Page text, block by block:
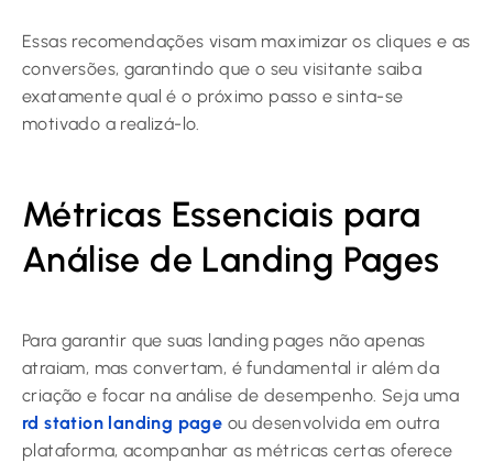
Essas recomendações visam maximizar os cliques e as
conversões, garantindo que o seu visitante saiba
exatamente qual é o próximo passo e sinta-se
motivado a realizá-lo.
Métricas Essenciais para
Análise de Landing Pages
Para garantir que suas landing pages não apenas
atraiam, mas convertam, é fundamental ir além da
criação e focar na análise de desempenho. Seja uma
rd station landing page ou desenvolvida em outra
plataforma, acompanhar as métricas certas oferece